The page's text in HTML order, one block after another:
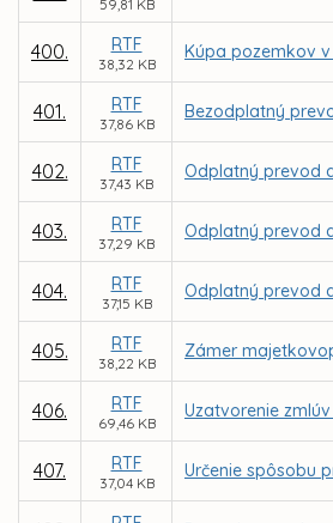
59,81 KB
400. RTF
38,32 KB
Kúpa pozemkov v
401. RTF
37,86 KB
Bezodplatný
402. RTF
37,43 KB
Odplatný prevod
403. RTF
37,29 KB
Odplatný prevod
404. RTF
37,15 KB
Odplatný prevod
405. RTF
38,22 KB
Zámer
406. RTF
69,46 KB
Uzatvorenie
407. RTF
37,04 KB
Určenie spôsobu